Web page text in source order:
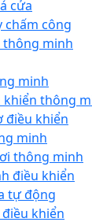
cửa
chấm công
thông minh
minh
khiển thông
điều khiển
minh
thông minh
điều khiển
tự động
khiển